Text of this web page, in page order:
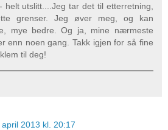
helt utslitt....Jeg tar det til etterretning,
grenser. Jeg øver meg, og kan
mye bedre. Og ja, mine nærmeste
enn noen gang. Takk igjen for så fine
til deg!
april 2013 kl. 20:17